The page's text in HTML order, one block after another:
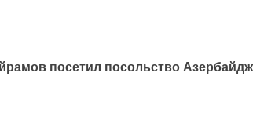
посетил посольство